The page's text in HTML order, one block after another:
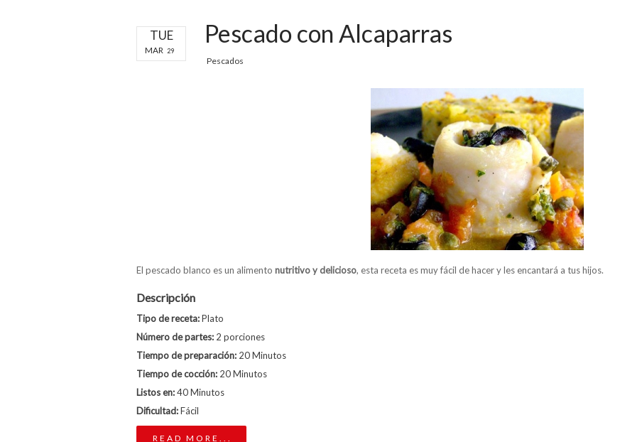
TUE
MAR 29
Pescado con Alcaparras
Pescados
El pescado blanco es un alimento nutritivo y delicioso, esta receta es muy fácil de hacer y les encantará a tus hijos.
Descripción
Tipo de receta:Plato
Número de partes: 2 porciones
Tiempo de preparación: 20 Minutos
Tiempo de cocción: 20 Minutos
Listos en:40 Minutos
Dificultad:Fácil
READ MORE...